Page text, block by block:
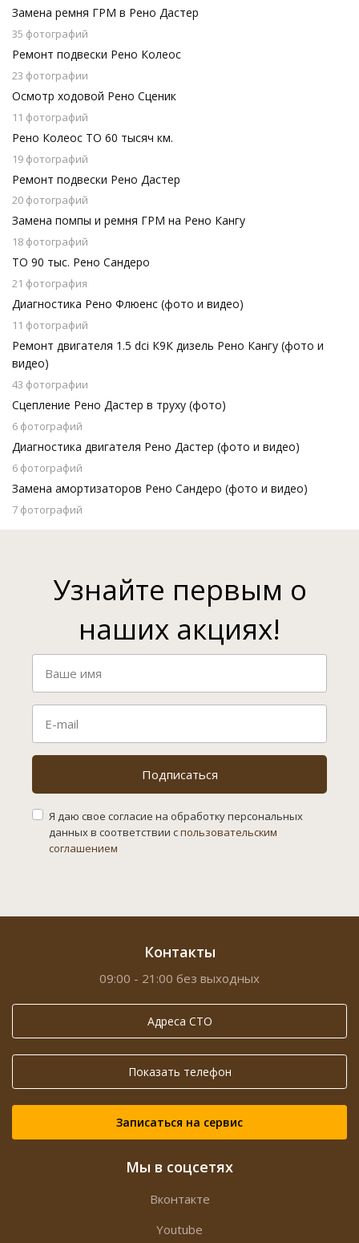
Замена ремня ГРМ в Рено Дастер
35 фотографий
Ремонт подвески Рено Колеос
23 фотографии
Осмотр ходовой Рено Сценик
11 фотографий
Рено Колеос ТО 60 тысяч км.
19 фотографий
Ремонт подвески Рено Дастер
20 фотографий
Замена помпы и ремня ГРМ на Рено Кангу
18 фотографий
ТО 90 тыс. Рено Сандеро
21 фотография
Диагностика Рено Флюенс (фото и видео)
11 фотографий
Ремонт двигателя 1.5 dci К9К дизель Рено Кангу (фото и
видео)
43 фотографии
Сцепление Рено Дастер в труху (фото)
6 фотографий
Диагностика двигателя Рено Дастер (фото и видео)
6 фотографий
Замена амортизаторов Рено Сандеро (фото и видео)
7 фотографий
Узнайте первым о
наших акциях!
Подписаться
Я даю свое согласие на обработку персональных
данных в соответствии спользовательским
соглашением
Контакты
09:00 - 21:00 без выходных
Адреса СТО
Показать телефон
Записаться на сервис
Мы в соцсетях
Вконтакте
Youtube